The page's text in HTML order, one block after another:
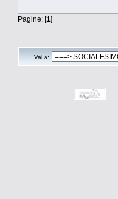
Pagine: [1]
Vai a: